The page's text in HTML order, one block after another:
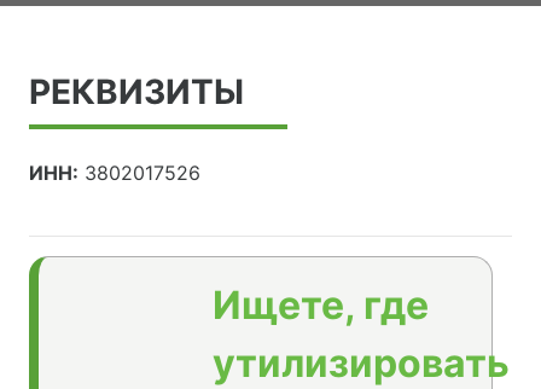
РЕКВИЗИТЫ
ИНН: 3802017526
Ищете, где
утилизировать